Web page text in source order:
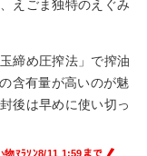
えごま独特のえぐみ
締め圧搾法」で搾油
含有量が高いのが魅
後は早めに使い切っ